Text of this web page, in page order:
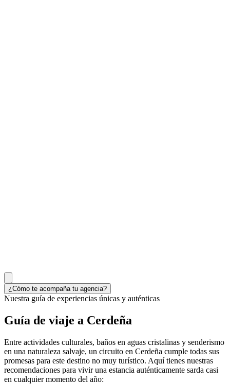
¿Cómo te acompaña tu agencia?
Nuestra guía de experiencias únicas y auténticas
Guía de viaje a Cerdeña
Entre actividades culturales, baños en aguas cristalinas y senderismo
en una naturaleza salvaje, un circuito en Cerdeña cumple todas sus
promesas para este destino no muy turístico. Aquí tienes nuestras
recomendaciones para vivir una estancia auténticamente sarda casi
en cualquier momento del año: